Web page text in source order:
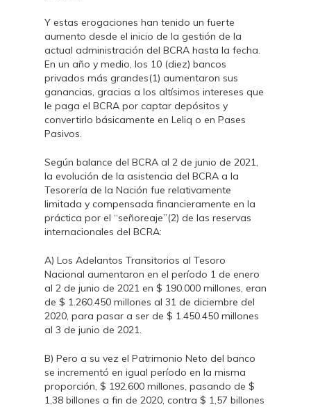
Y estas erogaciones han tenido un fuerte
aumento desde el inicio de la gestión de la
actual administración del BCRA hasta la fecha.
En un año y medio, los 10 (diez) bancos
privados más grandes(1) aumentaron sus
ganancias, gracias a los altísimos intereses que
le paga el BCRA por captar depósitos y
convertirlo básicamente en Leliq o en Pases
Pasivos.
Según balance del BCRA al 2 de junio de 2021,
la evolución de la asistencia del BCRA a la
Tesorería de la Nación fue relativamente
limitada y compensada financieramente en la
práctica por el “señoreaje”(2) de las reservas
internacionales del BCRA:
A) Los Adelantos Transitorios al Tesoro
Nacional aumentaron en el período 1 de enero
al 2 de junio de 2021 en $ 190.000 millones, eran
de $ 1.260.450 millones al 31 de diciembre del
2020, para pasar a ser de $ 1.450.450 millones
al 3 de junio de 2021.
B) Pero a su vez el Patrimonio Neto del banco
se incrementó en igual período en la misma
proporción, $ 192.600 millones, pasando de $
1,38 billones a fin de 2020, contra $ 1,57 billones